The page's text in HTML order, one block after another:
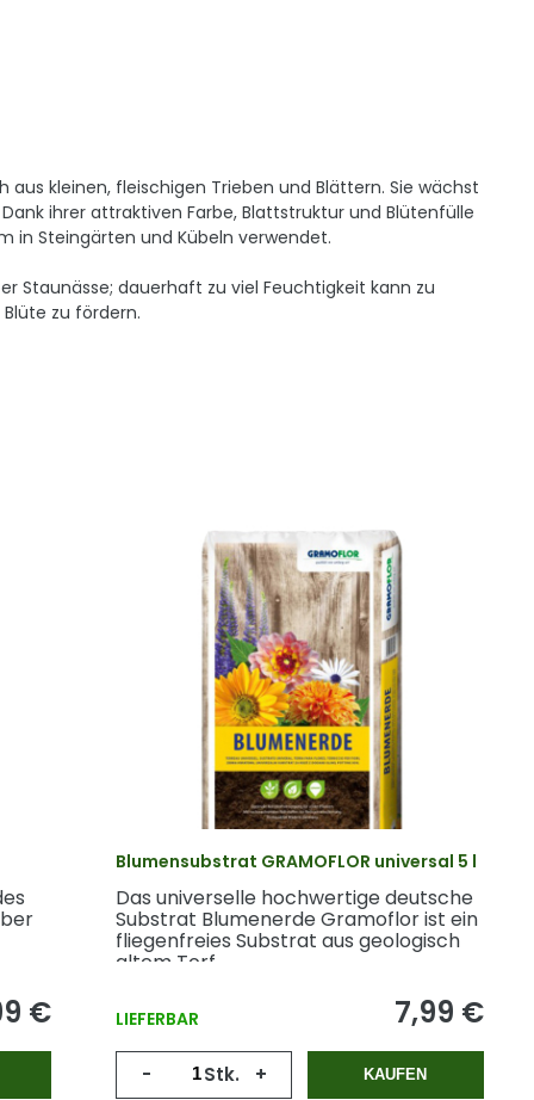
aus kleinen, fleischigen Trieben und Blättern. Sie wächst
ihrer attraktiven Farbe, Blattstruktur und Blütenfülle
in Steingärten und Kübeln verwendet.
Staunässe; dauerhaft zu viel Feuchtigkeit kann zu
zu fördern.
€
Blumensubstrat GRAMOFLOR universal 5 l
Das universelle hochwertige deutsche
Substrat Blumenerde Gramoflor ist ein
fliegenfreies Substrat aus geologisch
altem Torf.
LIEFERBAR 7,99 €
- Stk. + KAUFEN